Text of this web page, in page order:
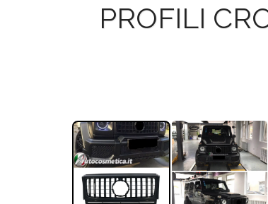
PROFILI